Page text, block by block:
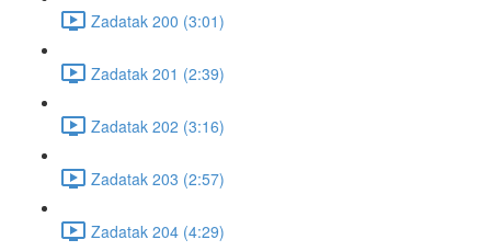
Zadatak 200 (3:01)
Zadatak 201 (2:39)
Zadatak 202 (3:16)
Zadatak 203 (2:57)
Zadatak 204 (4:29)